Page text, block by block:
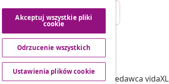
Odstąpienie od umowy
vidaXL
O nas
Regulamin Sprzedawca vidaXL
Akceptuj wszystkie pliki
cookie
Odrzucenie wszystkich
Ustawienia plików cookie